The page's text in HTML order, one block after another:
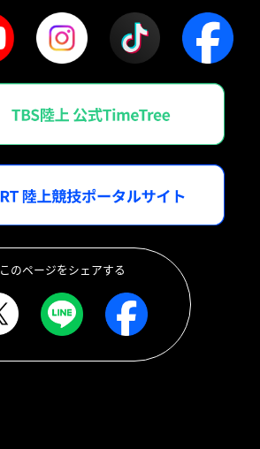
このページをシェアする